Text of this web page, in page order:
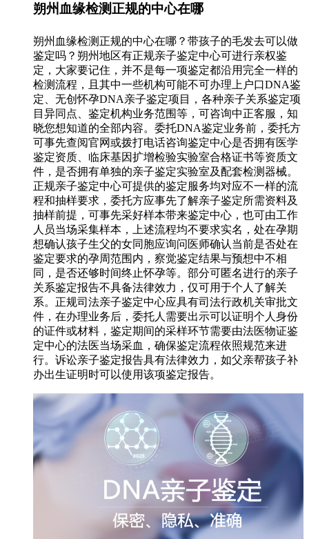
朔州血缘检测正规的中心在哪
朔州血缘检测正规的中心在哪？带孩子的毛发去可以做
鉴定吗？朔州地区有正规亲子鉴定中心可进行亲权鉴
定，大家要记住，并不是每一项鉴定都沿用完全一样的
检测流程，且其中一些机构可能不可办理上户口DNA鉴
定、无创怀孕DNA亲子鉴定项目，各种亲子关系鉴定项
目异同点、鉴定机构业务范围等，可咨询中正客服，知
晓您想知道的全部内容。委托DNA鉴定业务前，委托方
可事先查阅官网或拨打电话咨询鉴定中心是否拥有医学
鉴定资质、临床基因扩增检验实验室合格证书等资质文
件，是否拥有单独的亲子鉴定实验室及配套检测器械。
正规亲子鉴定中心可提供的鉴定服务均对应不一样的流
程和抽样要求，委托方应事先了解亲子鉴定所需资料及
抽样前提，可事先采好样本带来鉴定中心，也可由工作
人员当场采集样本，上述流程均不要求实名，处在孕期
想确认孩子生父的女同胞应询问医师确认当前是否处在
鉴定要求的孕周范围内，察觉鉴定结果与预想中不相
同，是否还够时间终止怀孕等。部分可匿名进行的亲子
关系鉴定报告不具备法律效力，仅可用于个人了解关
系。正规司法亲子鉴定中心应具有司法行政机关审批文
件，在办理业务后，委托人需要出示可以证明个人身份
的证件或材料，鉴定期间的采样环节需要由法医物证鉴
定中心的法医当场采血，确保鉴定流程依照规范来进
行。诉讼亲子鉴定报告具有法律效力，如父亲帮孩子补
办出生证明时可以使用该项鉴定报告。